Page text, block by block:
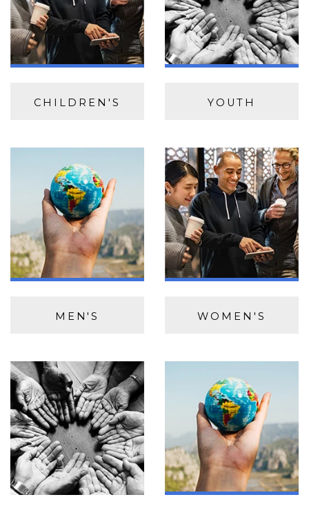
CHILDREN'S YOUTH
MEN'S WOMEN'S